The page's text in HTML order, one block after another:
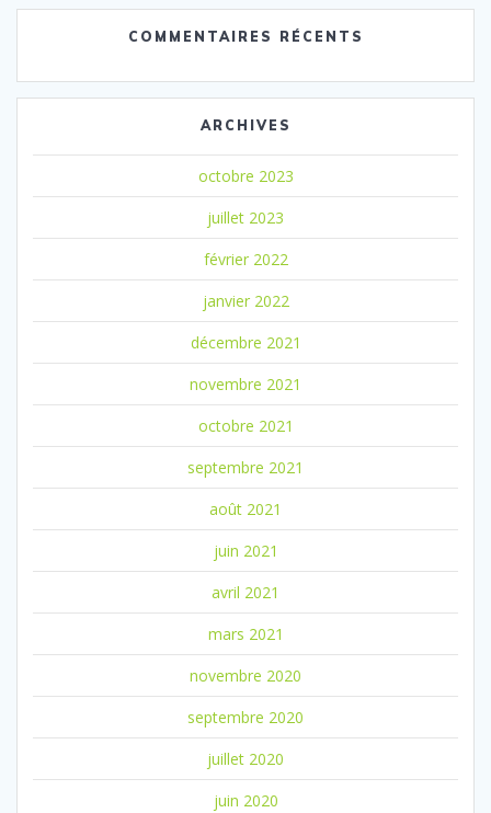
COMMENTAIRES RÉCENTS
ARCHIVES
octobre 2023
juillet 2023
février 2022
janvier 2022
décembre 2021
novembre 2021
octobre 2021
septembre 2021
août 2021
juin 2021
avril 2021
mars 2021
novembre 2020
septembre 2020
juillet 2020
juin 2020